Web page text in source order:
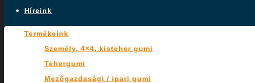
Híreink
Termékeink
Személy, 4×4, kisteher gumi
Tehergumi
Mezőgazdasági / ipari gumi